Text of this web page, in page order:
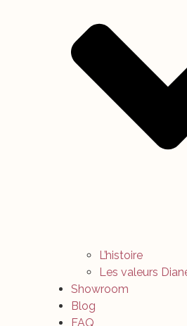
L’histoire
Les valeurs
Showroom
Blog
FAQ